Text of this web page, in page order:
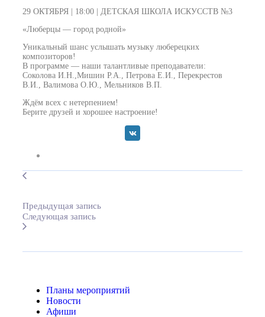
Планы мероприятий
Новости
Афиши
29 ОКТЯБРЯ | 18:00 | ДЕТСКАЯ ШКОЛА ИСКУССТВ №3
«Люберцы — город родной»
Уникальный шанс услышать музыку люберецких
композиторов!
В программе — наши талантливые преподаватели:
Соколова И.Н.,Мишин Р.А., Петрова Е.И., Перекрестов
В.И., Валимова О.Ю., Мельников В.П.
Ждём всех с нетерпением!
Берите друзей и хорошее настроение!
Предыдущая запись
Следующая запись